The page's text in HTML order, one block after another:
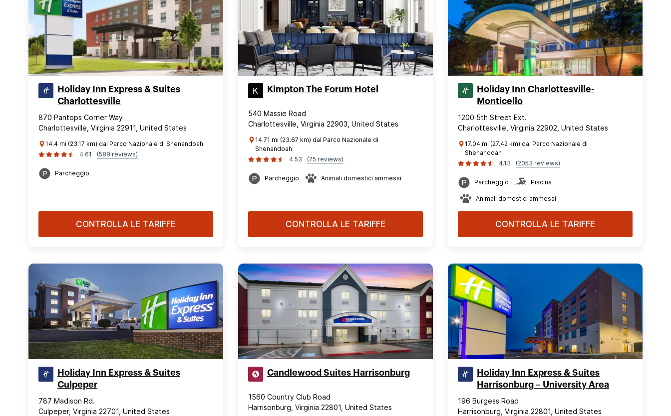
Holiday Inn Express & Suites
Charlottesville
870 Pantops Corner Way
Charlottesville, Virginia 22911, United States
14.4 mi (23.17 km) dal Parco Nazionale di Shenandoah
4.61
(589 reviews)
Parcheggio
CONTROLLA LE TARIFFE
Kimpton The Forum Hotel
540 Massie Road
Charlottesville, Virginia 22903, United States
14.71 mi (23.67 km) dal Parco Nazionale di
Shenandoah
4.53
(75 reviews)
Parcheggio Animali domestici ammessi
CONTROLLA LE TARIFFE
Holiday Inn Charlottesville-
Monticello
1200 5th Street Ext.
Charlottesville, Virginia 22902, United States
17.04 mi (27.42 km) dal Parco Nazionale di
Shenandoah
4.13
(2053 reviews)
Parcheggio Piscina
Animali domestici ammessi
CONTROLLA LE TARIFFE
Holiday Inn Express & Suites
Culpeper
787 Madison Rd.
Culpeper, Virginia 22701, United States
Candlewood Suites Harrisonburg
1560 Country Club Road
Harrisonburg, Virginia 22801, United States
Holiday Inn Express & Suites
Harrisonburg – University Area
196 Burgess Road
Harrisonburg, Virginia 22801, United States